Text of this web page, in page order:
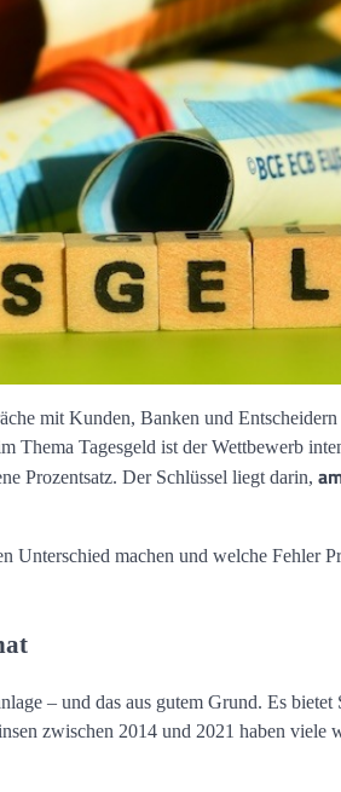
mit Kunden, Banken und
Thema Tagesgeld ist der Wettbewerb
Prozentsatz. Der Schlüssel liegt darin,
Unterschied machen und welche Fehler
– und das aus gutem Grund. Es
zwischen 2014 und 2021 haben viele